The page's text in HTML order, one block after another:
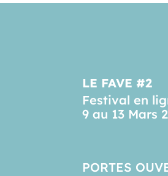
LE FAVE #2
Festival en
9 au 13 Mars
PORTES